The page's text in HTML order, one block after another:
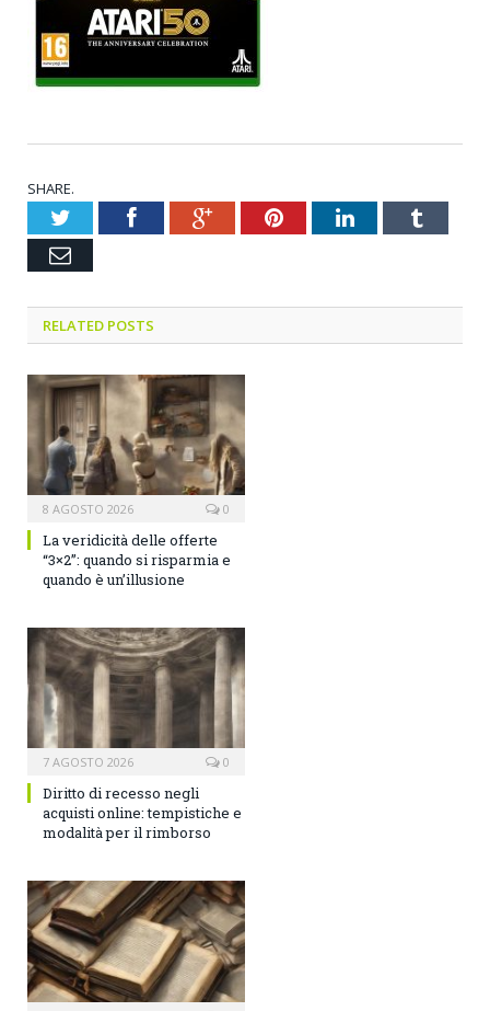
SHARE.
TwitterFacebookGoogle+PinterestLinkedInTumblr
Email
RELATED POSTS
8 AGOSTO 2026 0
La veridicità delle offerte
“3×2”: quando si risparmia e
quando è un’illusione
7 AGOSTO 2026 0
Diritto di recesso negli
acquisti online: tempistiche e
modalità per il rimborso